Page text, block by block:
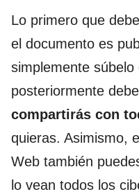
Lo primero que
el documento es
simplemente súbelo
posteriormente
compartirás con
quieras. Asimismo,
Web también
lo vean todos los